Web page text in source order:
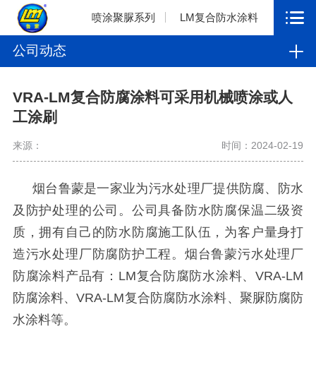
喷涂聚脲系列 LM复合防水涂料
公司动态
VRA-LM复合防腐涂料可采用机械喷涂或人
工涂刷
来源： 时间：2024-02-19
烟台鲁蒙是一家业为污水处理厂提供防腐、防水
及防护处理的公司。公司具备防水防腐保温二级资
质，拥有自己的防水防腐施工队伍，为客户量身打
造污水处理厂防腐防护工程。烟台鲁蒙污水处理厂
防腐涂料产品有： LM复合防腐防水涂料、VRA-LM
防腐涂料、VRA-LM复合防腐防水涂料、聚脲防腐防
水涂料等。